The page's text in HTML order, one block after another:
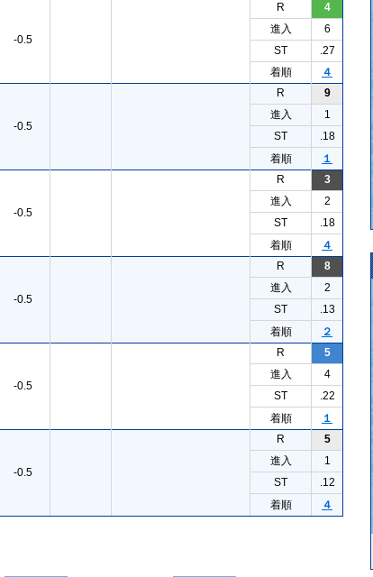
-0.5
R
4
進入
6
ST
.27
着順
４
-0.5
R
9
進入
1
ST
.18
着順
１
-0.5
R
3
進入
2
ST
.18
着順
４
-0.5
R
8
進入
2
ST
.13
着順
２
-0.5
R
5
進入
4
ST
.22
着順
１
-0.5
R
5
進入
1
ST
.12
着順
４